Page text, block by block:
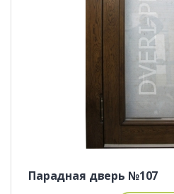
Парадная дверь №107